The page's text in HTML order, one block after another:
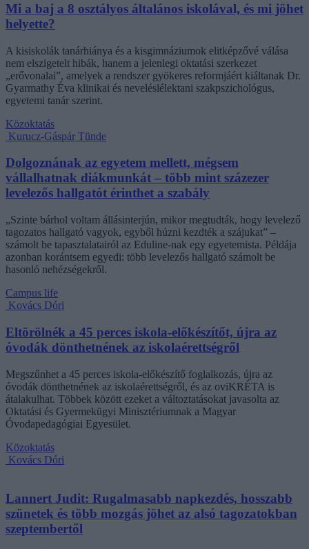
Mi a baj a 8 osztályos általános iskolával, és mi jöhet
helyette?
A kisiskolák tanárhiánya és a kisgimnáziumok elitképzővé válása
nem elszigetelt hibák, hanem a jelenlegi oktatási szerkezet
„erővonalai”, amelyek a rendszer gyökeres reformjáért kiáltanak Dr.
Gyarmathy Éva klinikai és neveléslélektani szakpszichológus,
egyetemi tanár szerint.
Közoktatás
Kurucz-Gáspár Tünde
Dolgoznának az egyetem mellett, mégsem
vállalhatnak diákmunkát – több mint százezer
levelezős hallgatót érinthet a szabály
„Szinte bárhol voltam állásinterjún, mikor megtudták, hogy levelező
tagozatos hallgató vagyok, egyből húzni kezdték a szájukat” –
számolt be tapasztalatairól az Eduline-nak egy egyetemista. Példája
azonban korántsem egyedi: több levelezős hallgató számolt be
hasonló nehézségekről.
Campus life
Kovács Dóri
Eltörölnék a 45 perces iskola-előkészítőt, újra az
óvodák dönthetnének az iskolaérettségről
Megszűnhet a 45 perces iskola-előkészítő foglalkozás, újra az
óvodák dönthetnének az iskolaérettségről, és az oviKRÉTA is
átalakulhat. Többek között ezeket a változtatásokat javasolta az
Oktatási és Gyermekügyi Minisztériumnak a Magyar
Óvodapedagógiai Egyesület.
Közoktatás
Kovács Dóri
Lannert Judit: Rugalmasabb napkezdés, hosszabb
szünetek és több mozgás jöhet az alsó tagozatokban
szeptembertől